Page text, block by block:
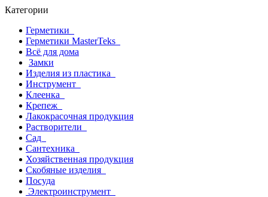
Категории
Герметики
Герметики MasterTeks
Всё для дома
Замки
Изделия из пластика
Инструмент
Клеенка
Крепеж
Лакокрасочная продукция
Растворители
Сад
Сантехника
Хозяйственная продукция
Скобяные изделия
Посуда
Электроинструмент